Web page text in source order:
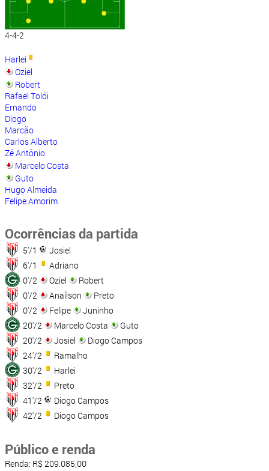
4-4-2
Harlei
Oziel
Robert
Rafael Tolói
Ernando
Diogo
Marcão
Carlos Alberto
Zé Antônio
Marcelo Costa
Guto
Hugo Almeida
Felipe Amorim
Ocorrências da partida
5'/1
Josiel
6'/1
Adriano
0'/2
Oziel
Robert
0'/2
Anaílson
Preto
0'/2
Felipe
Juninho
20'/2
Marcelo Costa
Guto
20'/2
Josiel
Diogo Campos
24'/2
Ramalho
30'/2
Harlei
32'/2
Preto
41'/2
Diogo Campos
42'/2
Diogo Campos
Público e renda
Renda: R$ 209.085,00